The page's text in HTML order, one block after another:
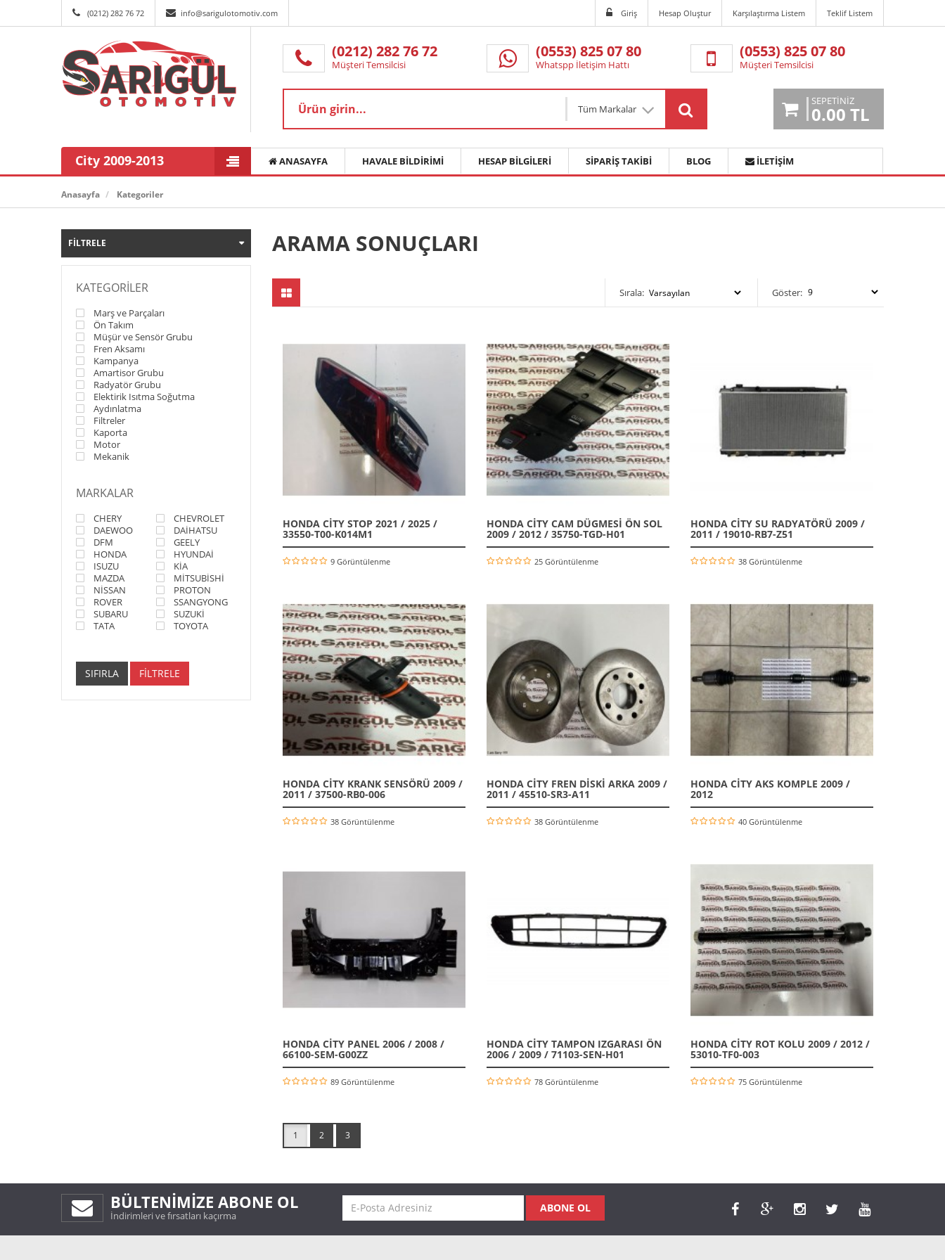
(0212) 282 76 72 info@sarigulotomotiv.com Giriş Hesap Oluştur Karşılaştırma Listem Teklif Listem
(0212) 282 76 72
Müşteri Temsilcisi
(0553) 825 07 80
Whatspp İletişim Hattı
(0553) 825 07 80
Müşteri Temsilcisi
Tüm Markalar
SEPETINIZ
0.00 TL
City 2009-2013 ANASAYFA HAVALE BILDIRIMI HESAP BILGILERI SIPARIŞ TAKIBI BLOG İLETIŞIM
Anasayfa Kategoriler
FILTRELE
KATEGORILER
Marş ve Parçaları
Ön Takım
Müşür ve Sensör Grubu
Fren Aksamı
Kampanya
Amartisor Grubu
Radyatör Grubu
Elektirik Isıtma Soğutma
Aydınlatma
Filtreler
Kaporta
Motor
Mekanik
MARKALAR
CHERY
CHEVROLET
DAEWOO
DAİHATSU
DFM
GEELY
HONDA
HYUNDAİ
ISUZU
KİA
MAZDA
MİTSUBİSHİ
NİSSAN
PROTON
ROVER
SSANGYONG
SUBARU
SUZUKİ
TATA
TOYOTA
SIFIRLA FİLTRELE
ARAMA SONUÇLARI
Sırala: Göster:
HONDA CİTY STOP 2021 / 2025 /
33550-T00-K014M1
9 Görüntülenme
HONDA CİTY CAM DÜGMESİ ÖN SOL
2009 / 2012 / 35750-TGD-H01
25 Görüntülenme
HONDA CİTY SU RADYATÖRÜ 2009 /
2011 / 19010-RB7-Z51
38 Görüntülenme
HONDA CİTY KRANK SENSÖRÜ 2009 /
2011 / 37500-RB0-006
38 Görüntülenme
HONDA CİTY FREN DİSKİ ARKA 2009 /
2011 / 45510-SR3-A11
38 Görüntülenme
HONDA CİTY AKS KOMPLE 2009 /
2012
40 Görüntülenme
HONDA CİTY PANEL 2006 / 2008 /
66100-SEM-G00ZZ
89 Görüntülenme
HONDA CİTY TAMPON IZGARASI ÖN
2006 / 2009 / 71103-SEN-H01
78 Görüntülenme
HONDA CİTY ROT KOLU 2009 / 2012 /
53010-TF0-003
75 Görüntülenme
1 2 3
BÜLTENIMIZE ABONE OL
İndirimleri ve fırsatları kaçırma
ABONE OL